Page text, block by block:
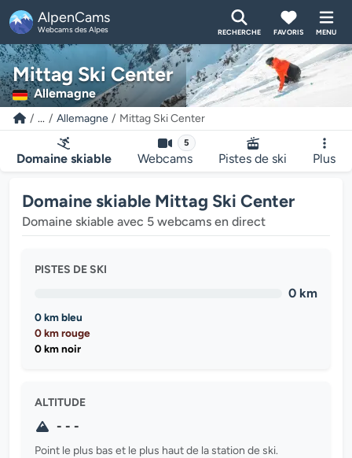
AlpenCams
Webcams des Alpes RECHERCHE FAVORIS MENU
Mittag Ski Center
Allemagne
... Allemagne Mittag Ski Center
Domaine skiable
5
Webcams Pistes de ski Plus
Domaine skiable Mittag Ski Center
Domaine skiable avec 5 webcams en direct
PISTES DE SKI
0 km
0 km bleu
0 km rouge
0 km noir
ALTITUDE
- - -
Point le plus bas et le plus haut de la station de ski.